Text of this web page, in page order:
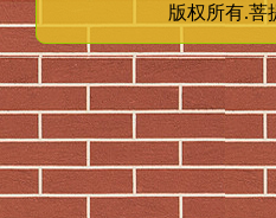
版权所有.菩